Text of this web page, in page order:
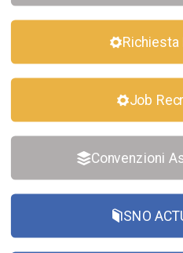
Job
Convenzioni
SNO